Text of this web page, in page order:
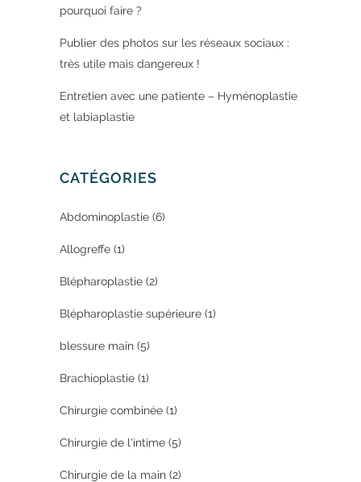
pourquoi faire ?
Publier des photos sur les réseaux sociaux :
très utile mais dangereux !
Entretien avec une patiente – Hyménoplastie
et labiaplastie
CATÉGORIES
Abdominoplastie (6)
Allogreffe (1)
Blépharoplastie (2)
Blépharoplastie supérieure (1)
blessure main (5)
Brachioplastie (1)
Chirurgie combinée (1)
Chirurgie de l'intime (5)
Chirurgie de la main (2)